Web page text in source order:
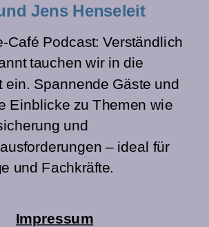
Jens Henseleit
Café Podcast: Verständlich
tauchen wir in die
ein. Spannende Gäste und
Einblicke zu Themen wie
und
– ideal für
und Fachkräfte.
Impressum